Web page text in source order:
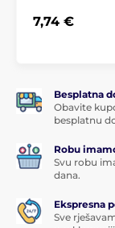
7,74 €
Besplatna
Obavite
besplatnu
Robu
Svu robu
dana.
Ekspresna
Sve